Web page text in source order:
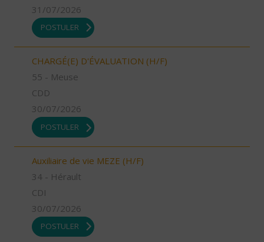
31/07/2026
POSTULER
CHARGÉ(E) D'ÉVALUATION (H/F)
55 - Meuse
CDD
30/07/2026
POSTULER
Auxiliaire de vie MEZE (H/F)
34 - Hérault
CDI
30/07/2026
POSTULER